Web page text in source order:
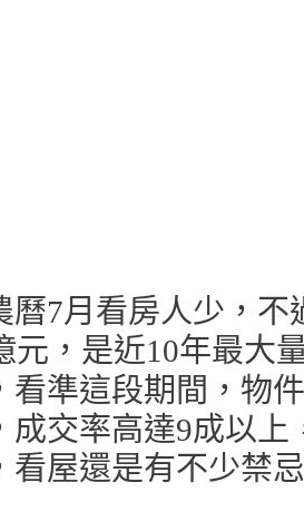
曆7月看房人少，
元，是近10年最大
看準這段期間，物
成交率高達9成以
看屋還是有不少禁